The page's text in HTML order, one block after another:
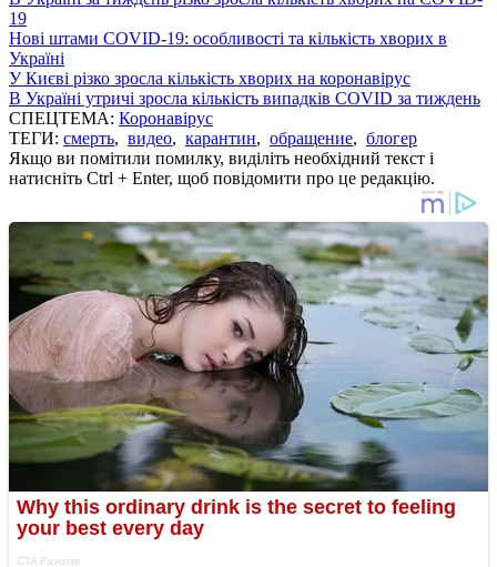
19
Нові штами COVID-19: особливості та кількість хворих в
Україні
У Києві різко зросла кількість хворих на коронавірус
В Україні утричі зросла кількість випадків COVID за тиждень
СПЕЦТЕМА: Коронавірус
ТЕГИ: смерть, видео, карантин, обращение, блогер
Якщо ви помітили помилку, виділіть необхідний текст і
натисніть Ctrl + Enter, щоб повідомити про це редакцію.